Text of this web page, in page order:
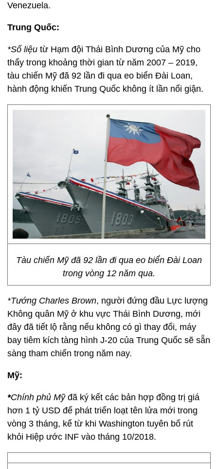
Venezuela.
Trung Quốc:
*Số liệu từ Hạm đội Thái Bình Dương của Mỹ cho
thấy trong khoảng thời gian từ năm 2007 – 2019,
tàu chiến Mỹ đã 92 lần đi qua eo biển Đài Loan,
hành động khiến Trung Quốc không ít lần nổi giận.
Tàu chiến Mỹ đã 92 lần đi qua eo biển Đài Loan
trong vòng 12 năm qua.
*Tướng Charles Brown, người đứng đầu Lực lượng
Không quân Mỹ ở khu vực Thái Bình Dương, mới
đây đã tiết lộ rằng nếu không có gì thay đổi, máy
bay tiêm kích tàng hình J-20 của Trung Quốc sẽ sẵn
sàng tham chiến trong năm nay.
Mỹ:
*Chính phủ Mỹ đã ký kết các bản hợp đồng trị giá
hơn 1 tỷ USD để phát triển loạt tên lửa mới trong
vòng 3 tháng, kể từ khi Washington tuyên bố rút
khỏi Hiệp ước INF vào tháng 10/2018.